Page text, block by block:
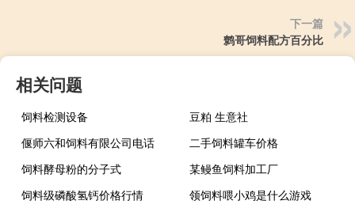
下一篇
鹩哥饲料配方百分比
相关问题
饲料检测设备
豆粕 生意社
偃师六和饲料有限公司电话
二手饲料罐车价格
饲料酵母粉的分子式
某鳗鱼饲料加工厂
饲料级磷酸氢钙价格行情
领饲料喂小鸡是什么游戏